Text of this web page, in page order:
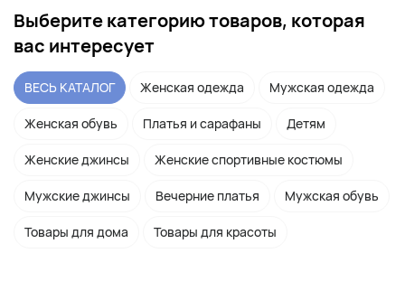
Выберите категорию товаров, которая
вас интересует
ВЕСЬ КАТАЛОГ Женская одежда Мужская одежда
Женская обувь Платья и сарафаны Детям
Женские джинсы Женские спортивные костюмы
Мужские джинсы Вечерние платья Мужская обувь
Товары для дома Товары для красоты